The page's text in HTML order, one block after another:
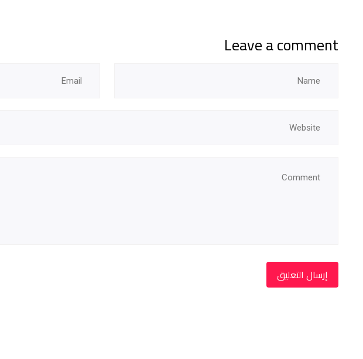
Leave a comment